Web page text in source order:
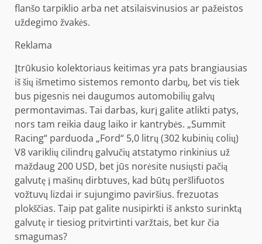
flanšo tarpiklio arba net atsilaisvinusios ar pažeistos
uždegimo žvakės.
Reklama
Įtrūkusio kolektoriaus keitimas yra pats brangiausias
iš šių išmetimo sistemos remonto darbų, bet vis tiek
bus pigesnis nei daugumos automobilių galvų
permontavimas. Tai darbas, kurį galite atlikti patys,
nors tam reikia daug laiko ir kantrybės. „Summit
Racing“ parduoda „Ford“ 5,0 litrų (302 kubinių colių)
V8 variklių cilindrų galvučių atstatymo rinkinius už
maždaug 200 USD, bet jūs norėsite nusiųsti pačią
galvutę į mašinų dirbtuves, kad būtų peršlifuotos
vožtuvų lizdai ir sujungimo paviršius. frezuotas
plokščias. Taip pat galite nusipirkti iš anksto surinktą
galvutę ir tiesiog pritvirtinti varžtais, bet kur čia
smagumas?